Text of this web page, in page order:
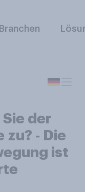
Branchen
der
‑ Die
ist